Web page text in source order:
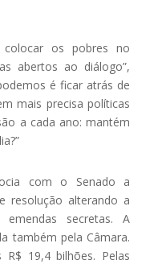
os pobres no
abertos ao diálogo”,
é ficar atrás de
mais precisa políticas
a cada ano: mantém
com o Senado a
resolução alterando a
secretas. A
também pela Câmara.
R$ 19,4 bilhões. Pelas